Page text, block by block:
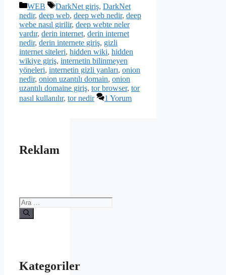
Kategoriler
WEB Etiketler
DarkNet giriş, DarkNet
nedir, deep web, deep web nedir, deep
webe nasıl girilir, deep webte neler
vardır, derin internet, derin internet
nedir, derin internete giriş, gizli
internet siteleri, hidden wiki, hidden
wikiye giriş, internetin bilinmeyen
yöneleri, internetin gizli yanları, onion
nedir, onion uzantılı domain, onion
uzantılı domaine giriş, tor browser, tor
nasıl kullanılır, tor nedir 1 Yorum
Reklam
için
ara
Kategoriler